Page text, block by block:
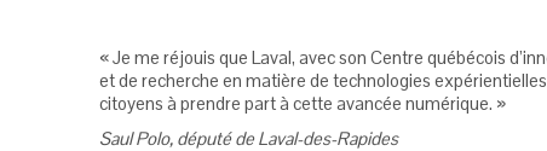
« Je me réjouis que Laval, avec son Centre québécois
et de recherche en matière de technologies
citoyens à prendre part à cette avancée numérique. »
Saul Polo, député de Laval-des-Rapides